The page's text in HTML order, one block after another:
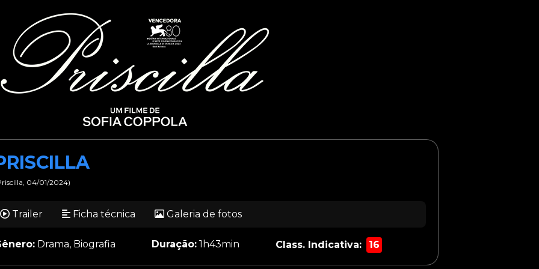
04/01/2024)
Trailer Ficha técnica Galeria de fotos
Drama, Biografia Duração: 1h43min Class. Indicativa: 16